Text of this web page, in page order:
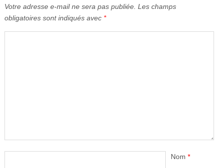
Votre adresse e-mail ne sera pas publiée. Les champs
obligatoires sont indiqués avec *
Nom *